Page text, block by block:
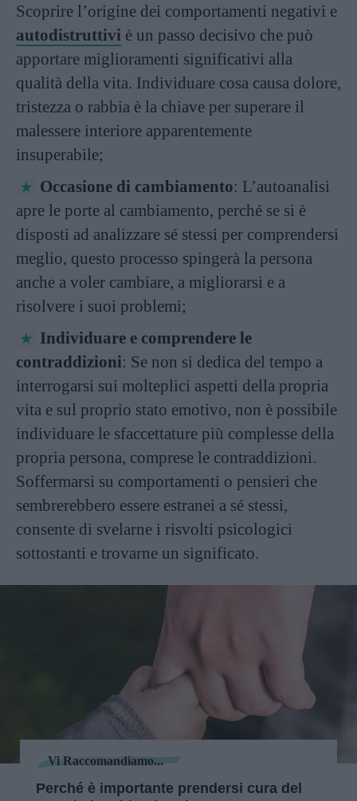
Scoprire l’origine dei comportamenti negativi e
autodistruttivi è un passo decisivo che può
apportare miglioramenti significativi alla
qualità della vita. Individuare cosa causa dolore,
tristezza o rabbia è la chiave per superare il
malessere interiore apparentemente
insuperabile;
Occasione di cambiamento: L’autoanalisi
apre le porte al cambiamento, perché se si è
disposti ad analizzare sé stessi per comprendersi
meglio, questo processo spingerà la persona
anche a voler cambiare, a migliorarsi e a
risolvere i suoi problemi;
Individuare e comprendere le
contraddizioni: Se non si dedica del tempo a
interrogarsi sui molteplici aspetti della propria
vita e sul proprio stato emotivo, non è possibile
individuare le sfaccettature più complesse della
propria persona, comprese le contraddizioni.
Soffermarsi su comportamenti o pensieri che
sembrerebbero essere estranei a sé stessi,
consente di svelarne i risvolti psicologici
sottostanti e trovarne un significato.
Vi Raccomandiamo...
Perché è importante prendersi cura del